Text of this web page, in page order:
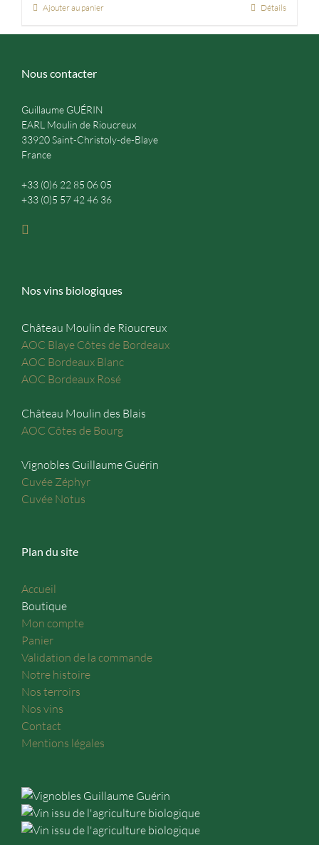
Ajouter au panier Détails
Nous contacter
Guillaume GUÉRIN
EARL Moulin de Rioucreux
33920 Saint-Christoly-de-Blaye
France
+33 (0)6 22 85 06 05
+33 (0)5 57 42 46 36
Nos vins biologiques
Château Moulin de Rioucreux
AOC Blaye Côtes de Bordeaux
AOC Bordeaux Blanc
AOC Bordeaux Rosé
Château Moulin des Blais
AOC Côtes de Bourg
Vignobles Guillaume Guérin
Cuvée Zéphyr
Cuvée Notus
Plan du site
Accueil
Boutique
Mon compte
Panier
Validation de la commande
Notre histoire
Nos terroirs
Nos vins
Contact
Mentions légales